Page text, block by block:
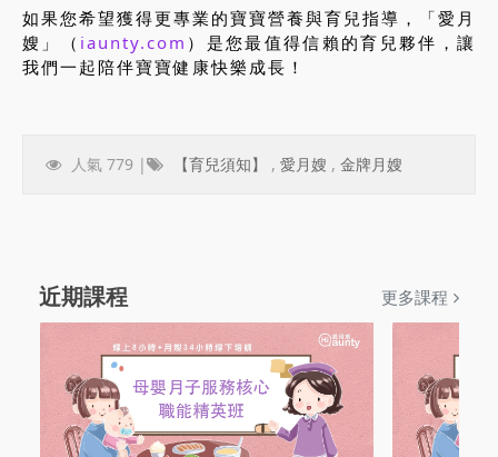
如果您希望獲得更專業的寶寶營養與育兒指導，「愛月
嫂」（ iaunty.com ）是您最值得信賴的育兒夥伴，讓
我們一起陪伴寶寶健康快樂成長！
人氣 779 | 【育兒須知】 , 愛月嫂 , 金牌月嫂
近期課程 更多課程